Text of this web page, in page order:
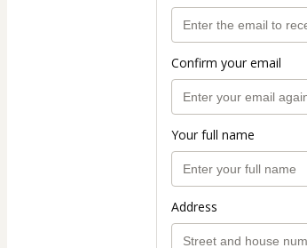
Confirm your email
Your full name
Address